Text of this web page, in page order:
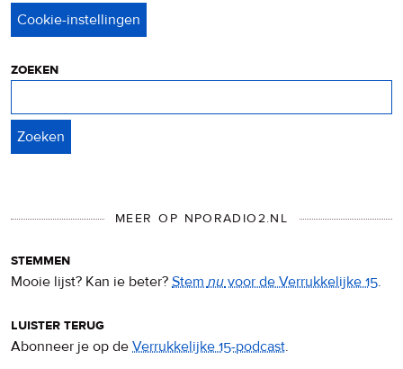
zoeken
MEER OP NPORADIO2.NL
stemmen
Mooie lijst? Kan ie beter? Stemnuvoor de Verrukkelijke 15.
luister terug
Abonneer je op de Verrukkelijke 15-podcast.